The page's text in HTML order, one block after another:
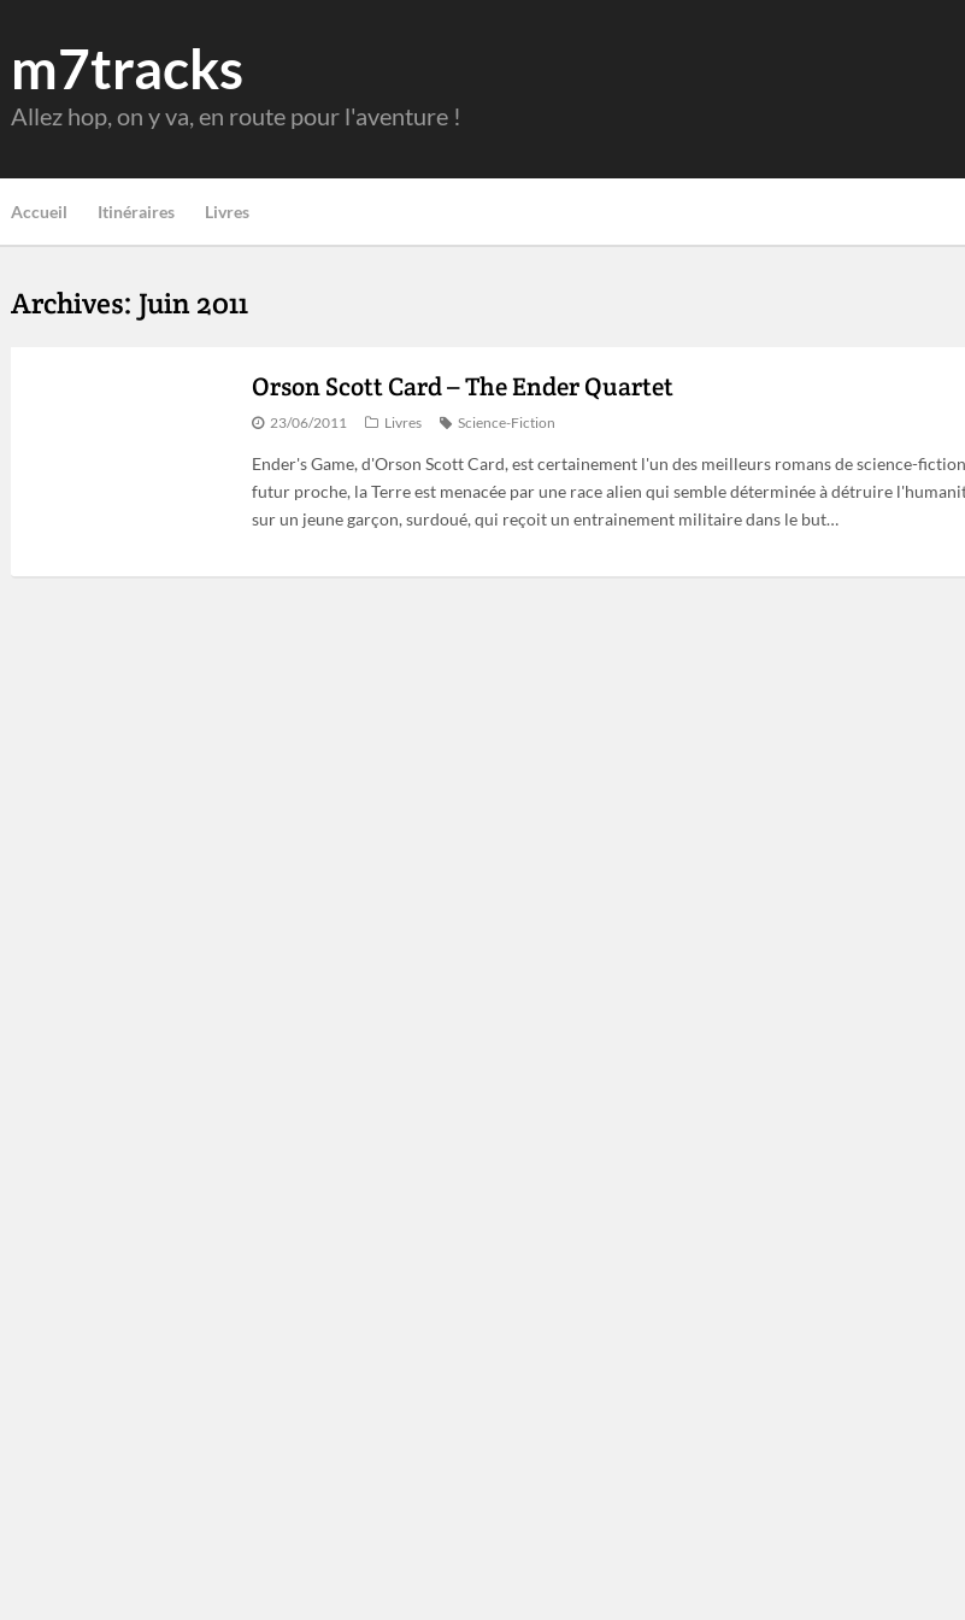
m7tracks
Allez hop, on y va, en route pour l'aventure !
Accueil Itinéraires Livres
Archives: Juin 2011
Orson Scott Card – The Ender Quartet
23/06/2011 Livres Science-Fiction
Ender's Game, d'Orson Scott Card, est certainement l'un des meilleurs romans de science-
futur proche, la Terre est menacée par une race alien qui semble déterminée à détruire
sur un jeune garçon, surdoué, qui reçoit un entrainement militaire dans le but…